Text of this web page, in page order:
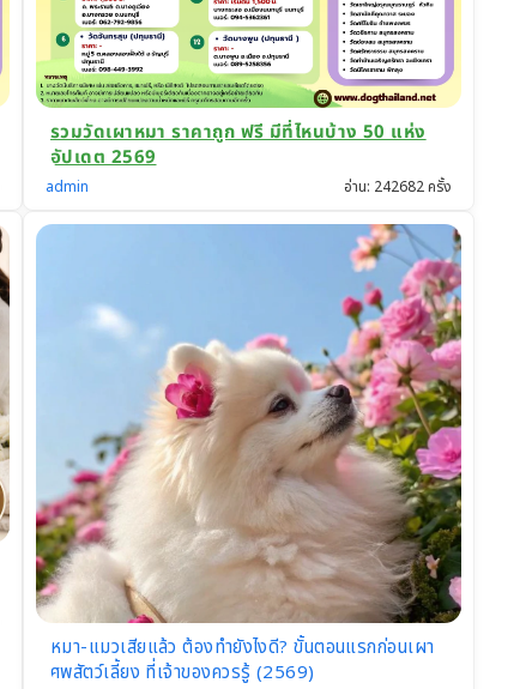
รวมวัดเผาหมา ราคาถูก ฟรี มีที่ไหนบ้าง 50 แห่ง
อัปเดต 2569
อ่าน: 242682 ครั้ง
admin
หมา-แมวเสียแล้ว ต้องทำยังไงดี? ขั้นตอนแรกก่อนเผา
ศพสัตว์เลี้ยง ที่เจ้าของควรรู้ (2569)